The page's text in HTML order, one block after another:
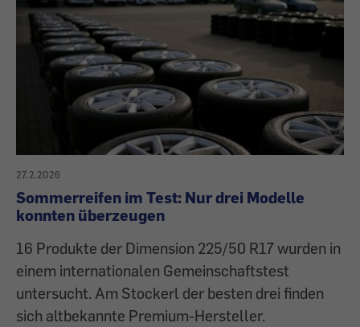
27.2.2026
Sommerreifen im Test: Nur drei Modelle
konnten überzeugen
16 Produkte der Dimension 225/50 R17 wurden in
einem internationalen Gemeinschaftstest
untersucht. Am Stockerl der besten drei finden
sich altbekannte Premium-Hersteller.